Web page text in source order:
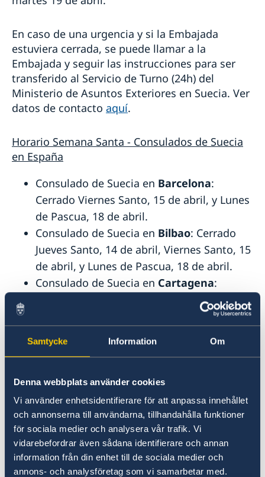
Samtycke Information Om
Denna webbplats använder cookies
Vi använder enhetsidentifierare för att anpassa innehållet
och annonserna till användarna, tillhandahålla funktioner
för sociala medier och analysera vår trafik. Vi
vidarebefordrar även sådana identifierare och annan
information från din enhet till de sociala medier och
annons- och analysföretag som vi samarbetar med.
En caso de una urgencia y si la Embajada
estuviera cerrada, se puede llamar a la
Embajada y seguir las instrucciones para ser
transferido al Servicio de Turno (24h) del
Ministerio de Asuntos Exteriores en Suecia. Ver
datos de contacto aquí.
Horario Semana Santa - Consulados de Suecia
en España
Consulado de Suecia en Barcelona:
Cerrado Viernes Santo, 15 de abril, y Lunes
de Pascua, 18 de abril.
Consulado de Suecia en Bilbao: Cerrado
Jueves Santo, 14 de abril, Viernes Santo, 15
de abril, y Lunes de Pascua, 18 de abril.
Consulado de Suecia en Cartagena:
Cerrado Jueves Santo, 14 de abril y Viernes
Frontera
: Cerrado Jueves Santo, 14 de
Consulado de Suecia enLa Coruña
Cerrado Jueves Santo, 14 de abril y Viernes
Santo, 15 de abril.
Consulado de Suecia enLas Palmas de
Gran Canaria: Cerrado Jueves Santo, 14 de
abril, Viernes Santo, 15 de abril, y Lunes de